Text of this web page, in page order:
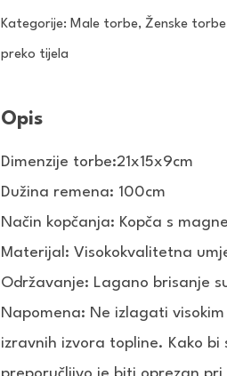
Kategorije: Male torbe,Ženske torbe
preko tijela
Opis
Dimenzije torbe:21x15x9cm
Dužina remena: 100cm
Način kopčanja: Kopča s
Materijal: Visokokvalitetna
Održavanje: Lagano brisanje
Napomena: Ne izlagati
izravnih izvora topline. Kako bi